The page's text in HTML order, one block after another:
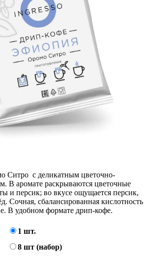
Ситро с деликатным цветочно-
В аромате раскрываются цветочные
и персик; во вкусе ощущается персик,
Сочная, сбалансированная кислотность
В удобном формате дрип-кофе.
1 шт.
8 шт (набор)